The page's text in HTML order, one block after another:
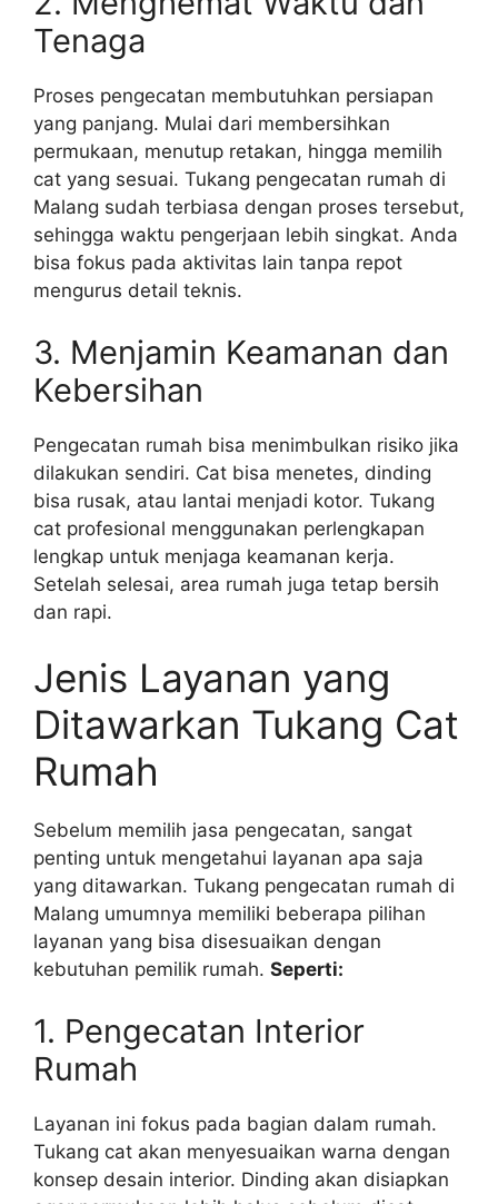
Tenaga
Proses pengecatan membutuhkan persiapan
yang panjang. Mulai dari membersihkan
permukaan, menutup retakan, hingga memilih
cat yang sesuai. Tukang pengecatan rumah di
Malang sudah terbiasa dengan proses tersebut,
sehingga waktu pengerjaan lebih singkat. Anda
bisa fokus pada aktivitas lain tanpa repot
mengurus detail teknis.
3. Menjamin Keamanan dan
Kebersihan
Pengecatan rumah bisa menimbulkan risiko jika
dilakukan sendiri. Cat bisa menetes, dinding
bisa rusak, atau lantai menjadi kotor. Tukang
cat profesional menggunakan perlengkapan
lengkap untuk menjaga keamanan kerja.
Setelah selesai, area rumah juga tetap bersih
dan rapi.
Jenis Layanan yang
Ditawarkan Tukang Cat
Rumah
Sebelum memilih jasa pengecatan, sangat
penting untuk mengetahui layanan apa saja
yang ditawarkan. Tukang pengecatan rumah di
Malang umumnya memiliki beberapa pilihan
layanan yang bisa disesuaikan dengan
kebutuhan pemilik rumah. Seperti:
1. Pengecatan Interior
Rumah
Layanan ini fokus pada bagian dalam rumah.
Tukang cat akan menyesuaikan warna dengan
konsep desain interior. Dinding akan disiapkan